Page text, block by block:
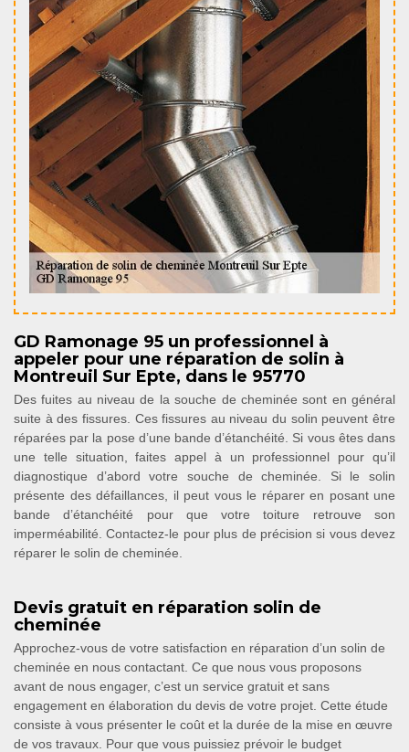
GD Ramonage 95 un professionnel à
appeler pour une réparation de solin à
Montreuil Sur Epte, dans le 95770
Des fuites au niveau de la souche de cheminée sont en général
suite à des fissures. Ces fissures au niveau du solin peuvent être
réparées par la pose d’une bande d’étanchéité. Si vous êtes dans
une telle situation, faites appel à un professionnel pour qu’il
diagnostique d’abord votre souche de cheminée. Si le solin
présente des défaillances, il peut vous le réparer en posant une
bande d’étanchéité pour que votre toiture retrouve son
imperméabilité. Contactez-le pour plus de précision si vous devez
réparer le solin de cheminée.
Devis gratuit en réparation solin de
cheminée
Approchez-vous de votre satisfaction en réparation d’un solin de
cheminée en nous contactant. Ce que nous vous proposons
avant de nous engager, c’est un service gratuit et sans
engagement en élaboration du devis de votre projet. Cette étude
consiste à vous présenter le coût et la durée de la mise en œuvre
de vos travaux. Pour que vous puissiez prévoir le budget